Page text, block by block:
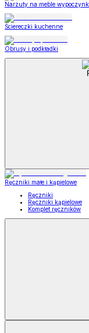
Narzuty na meble
Ściereczki kuchenne
Obrusy i podkładki
Ręczniki małe i kąpielowe
Ręczniki
Ręczniki kąpielowe
Komplet ręczników